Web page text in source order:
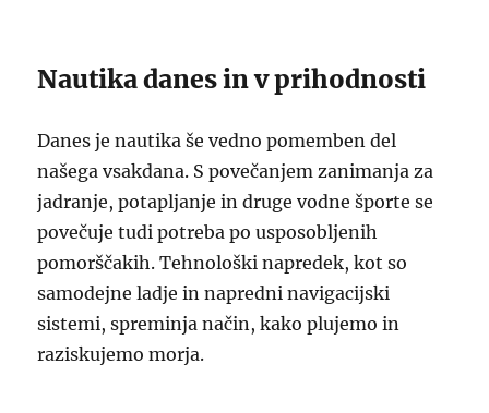
Nautika danes in v prihodnosti
Danes je nautika še vedno pomemben del
našega vsakdana. S povečanjem zanimanja za
jadranje, potapljanje in druge vodne športe se
povečuje tudi potreba po usposobljenih
pomorščakih. Tehnološki napredek, kot so
samodejne ladje in napredni navigacijski
sistemi, spreminja način, kako plujemo in
raziskujemo morja.